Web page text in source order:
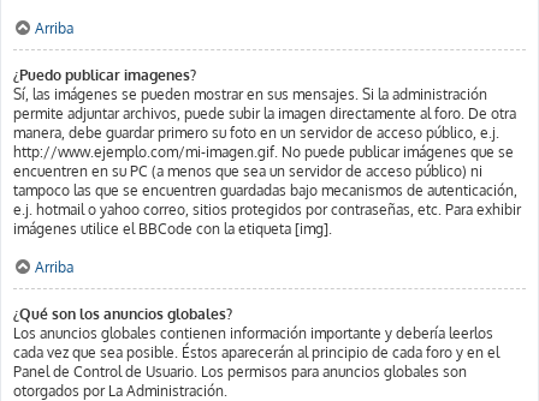
Arriba
¿Puedo publicar imagenes?
Sí, las imágenes se pueden mostrar en sus mensajes. Si la administración
permite adjuntar archivos, puede subir la imagen directamente al foro. De otra
manera, debe guardar primero su foto en un servidor de acceso público, e.j.
http://www.ejemplo.com/mi-imagen.gif. No puede publicar imágenes que se
encuentren en su PC (a menos que sea un servidor de acceso público) ni
tampoco las que se encuentren guardadas bajo mecanismos de autenticación,
e.j. hotmail o yahoo correo, sitios protegidos por contraseñas, etc. Para exhibir
imágenes utilice el BBCode con la etiqueta [img].
Arriba
¿Qué son los anuncios globales?
Los anuncios globales contienen información importante y debería leerlos
cada vez que sea posible. Éstos aparecerán al principio de cada foro y en el
Panel de Control de Usuario. Los permisos para anuncios globales son
otorgados por La Administración.